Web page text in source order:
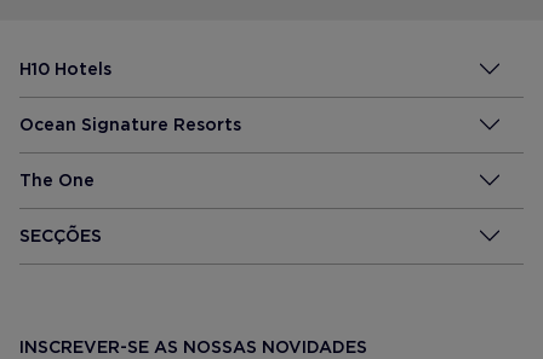
H10 Hotels
Ocean Signature Resorts
The One
SECÇÕES
INSCREVER-SE AS NOSSAS NOVIDADES